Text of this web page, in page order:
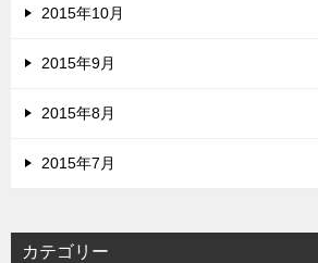
2015年10月
2015年9月
2015年8月
2015年7月
カテゴリー